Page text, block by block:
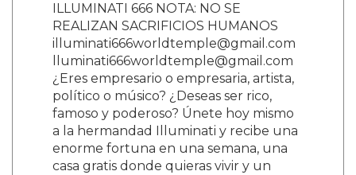
ILLUMINATI 666 NOTA: NO SE
REALIZAN SACRIFICIOS HUMANOS
illuminati666worldtemple@gmail.com
lluminati666worldtemple@gmail.com
¿Eres empresario o empresaria, artista,
político o músico? ¿Deseas ser rico,
famoso y poderoso? Únete hoy mismo
a la hermandad Illuminati y recibe una
enorme fortuna en una semana, una
casa gratis donde quieras vivir y un